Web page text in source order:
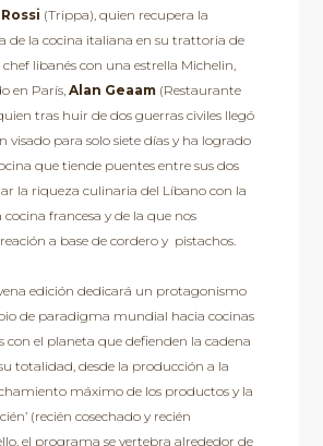
(Trippa), quien recupera la
de la cocina italiana en su trattoria de
libanés con una estrella Michelin,
en París, Alan Geaam(Restaurante
tras huir de dos guerras civiles llegó
visado para solo siete días y ha logrado
que tiende puentes entre sus dos
la riqueza culinaria del Líbano con la
cocina francesa y de la que nos
a base de cordero y pistachos.
edición dedicará un protagonismo
de paradigma mundial hacia cocinas
el planeta que defienden la cadena
totalidad, desde la producción a la
máximo de los productos y la
(recién cosechado y recién
el programa se vertebra alrededor de